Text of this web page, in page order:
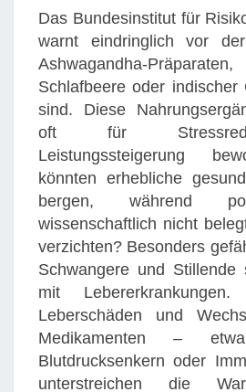
R
A
X
I
S
I
N
K
R
S
C
H
E
N
B
R
L
A
F
B
E
E
R
E
-
P
R
Ä
P
A
R
Das Bundesinstitut für
warnt eindringlich vor
Ashwagandha-
Schlafbeere oder indischer
sind. Diese
oft für
Leistungssteigerung
könnten erhebliche
bergen, während
wissenschaftlich nicht
verzichten? Besonders
Schwangere und Stillende
mit
Leberschäden und
Medikamenten – etwa
Blutdrucksenkern oder
unterstreichen die